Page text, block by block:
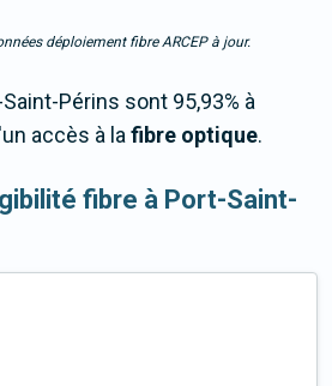
déploiement fibre ARCEP à jour.
Périns sont 95,93% à
accès à lafibre optique.
fibre à Port-Saint-